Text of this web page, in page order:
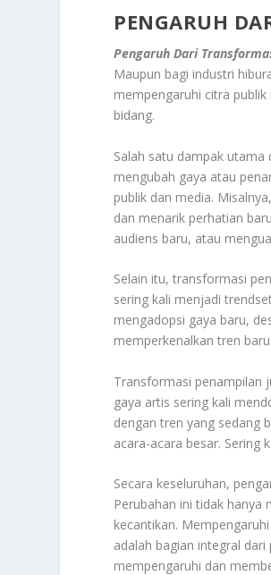
PENGARUH
Pengaruh Dari
Maupun bagi industri
mempengaruhi citra
bidang.
Salah satu dampak
mengubah gaya atau
publik dan media.
dan menarik perhatian
audiens baru, atau
Selain itu, transformasi
sering kali menjadi
mengadopsi gaya baru,
memperkenalkan tren
Transformasi penampilan
gaya artis sering kali
dengan tren yang sedang
acara-acara besar. Sering
Secara keseluruhan,
Perubahan ini tidak
kecantikan.
adalah bagian integral
mempengaruhi dan